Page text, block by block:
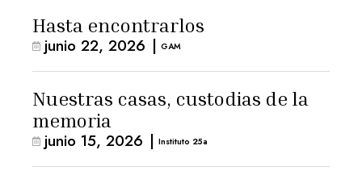
Hasta encontrarlos
junio 22, 2026 | GAM
Nuestras casas, custodias de la
memoria
junio 15, 2026 | Instituto 25a